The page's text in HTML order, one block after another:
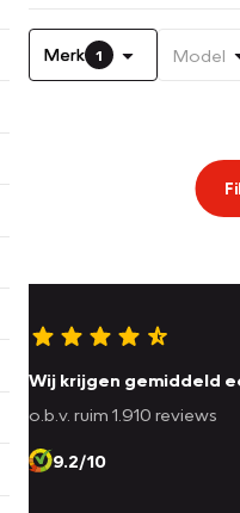
Merk 1 Model
Wij krijgen gemiddeld
o.b.v. ruim 1.910 reviews
9.2/10